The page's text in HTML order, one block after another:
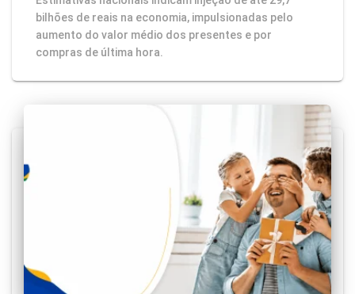
bilhões de reais na economia, impulsionadas pelo
aumento do valor médio dos presentes e por
compras de última hora.